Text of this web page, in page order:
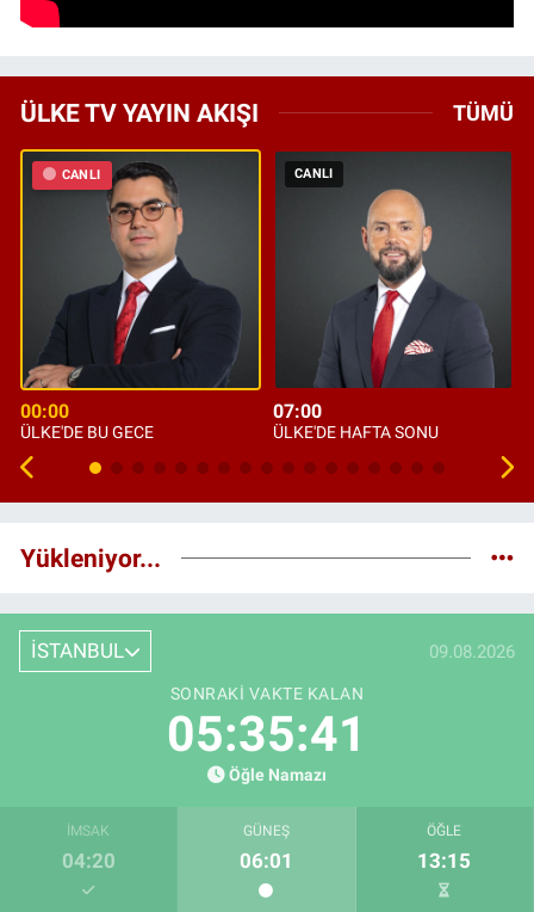
ÜLKE TV YAYIN AKIŞI TÜMÜ
CANLI
00:00
ÜLKE'DE BU GECE
CANLI
07:00
ÜLKE'DE HAFTA SONU
Yükleniyor...
İSTANBUL 09.08.2026
SONRAKI VAKTE KALAN
05:35:40
Öğle Namazı
İMSAK
04:20
GÜNEŞ
06:01
ÖĞLE
13:15